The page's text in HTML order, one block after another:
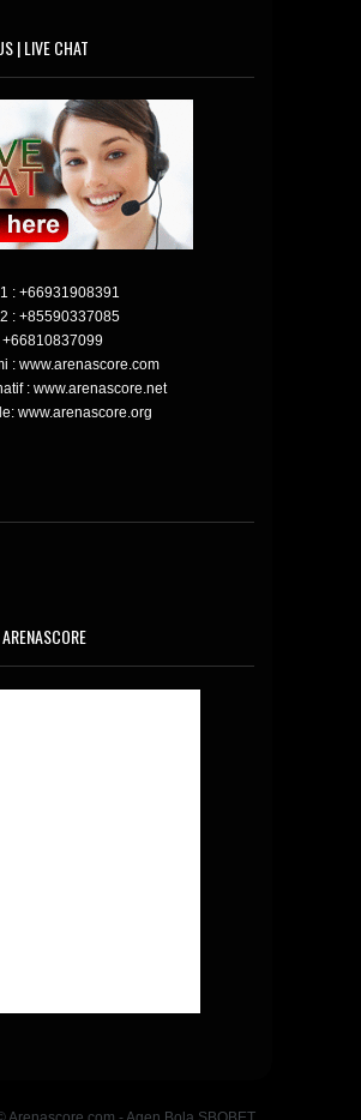
| LIVE CHAT
: +66931908391
: +85590337085
+66810837099
: www.arenascore.com
: www.arenascore.net
www.arenascore.org